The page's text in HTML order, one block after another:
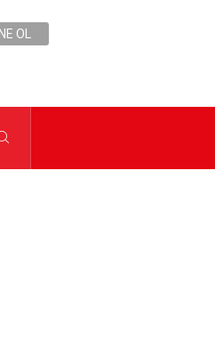
OL